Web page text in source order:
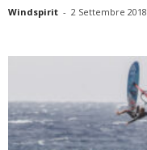
Windspirit - 2 Settembre 2018